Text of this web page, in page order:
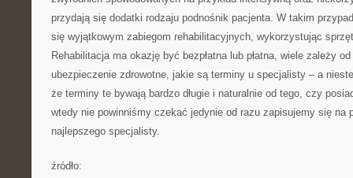
przydają się dodatki rodzaju podnośnik pacjenta. W takim
się wyjątkowym zabiegom rehabilitacyjnych, wykorzystując
Rehabilitacja ma okazję być bezpłatna lub płatna, wiele zależy
ubezpieczenie zdrowotne, jakie są terminy u specjalisty – a
że terminy te bywają bardzo długie i naturalnie od tego, czy
wtedy nie powinniśmy czekać jedynie od razu zapisujemy się na
najlepszego specjalisty.
źródło: